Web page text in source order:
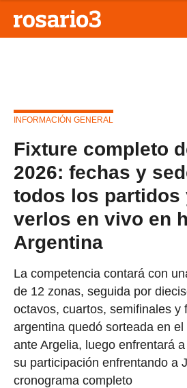
INFORMACIÓN GENERAL
Fixture completo
2026: fechas y
todos los partidos
verlos en vivo en
Argentina
La competencia contará con
de 12 zonas, seguida por
octavos, cuartos, semifinales y
argentina quedó sorteada en
ante Argelia, luego enfrentará
su participación enfrentando a
cronograma completo